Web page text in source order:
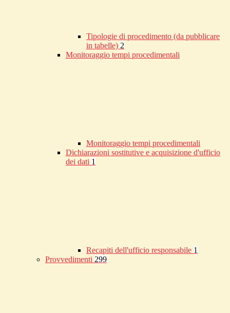
Tipologie di procedimento (da pubblicare
in tabelle) 2
Monitoraggio tempi procedimentali
Monitoraggio tempi procedimentali
Dichiarazioni sostitutive e acquisizione d'ufficio
dei dati 1
Recapiti dell'ufficio responsabile 1
Provvedimenti 299